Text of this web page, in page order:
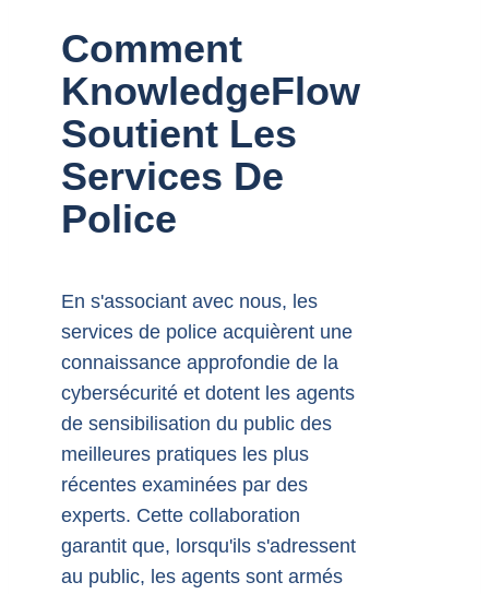
Comment
KnowledgeFlow
Soutient Les
Services De
Police
En s'associant avec nous, les
services de police acquièrent une
connaissance approfondie de la
cybersécurité et dotent les agents
de sensibilisation du public des
meilleures pratiques les plus
récentes examinées par des
experts. Cette collaboration
garantit que, lorsqu'ils s'adressent
au public, les agents sont armés